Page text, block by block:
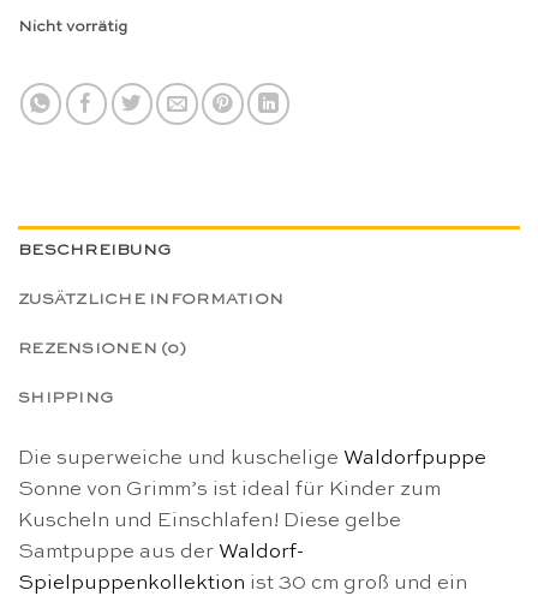
Nicht vorrätig
BESCHREIBUNG
ZUSÄTZLICHE INFORMATION
REZENSIONEN (0)
SHIPPING
Die superweiche und kuschelige Waldorfpuppe
Sonne von Grimm’s ist ideal für Kinder zum
Kuscheln und Einschlafen! Diese gelbe
Samtpuppe aus der Waldorf-
Spielpuppenkollektion ist 30 cm groß und ein